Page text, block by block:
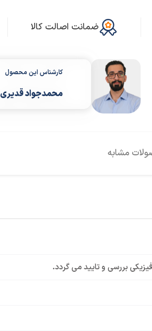
ضمانت اصالت کالا
کارشناس این محصول
محمدجواد قدیری
مشابه
بررسی و تایید می گردد.